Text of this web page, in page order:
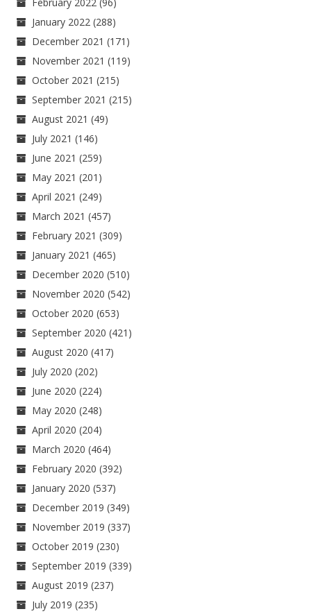
January 2022 (288)
December 2021 (171)
November 2021 (119)
October 2021 (215)
September 2021 (215)
August 2021 (49)
July 2021 (146)
June 2021 (259)
May 2021 (201)
April 2021 (249)
March 2021 (457)
February 2021 (309)
January 2021 (465)
December 2020 (510)
November 2020 (542)
October 2020 (653)
September 2020 (421)
August 2020 (417)
July 2020 (202)
June 2020 (224)
May 2020 (248)
April 2020 (204)
March 2020 (464)
February 2020 (392)
January 2020 (537)
December 2019 (349)
November 2019 (337)
October 2019 (230)
September 2019 (339)
August 2019 (237)
July 2019 (235)